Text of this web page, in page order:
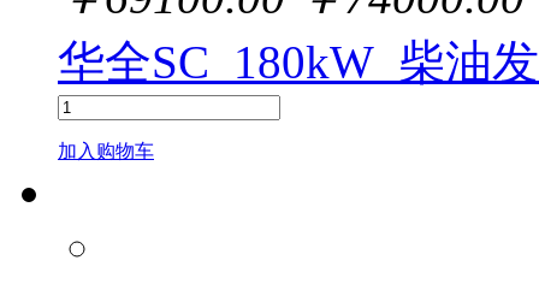
华全SC_180kW_柴油
加入购物车